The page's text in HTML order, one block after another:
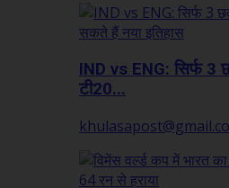
IND vs ENG: सिर्फ 3
टी20...